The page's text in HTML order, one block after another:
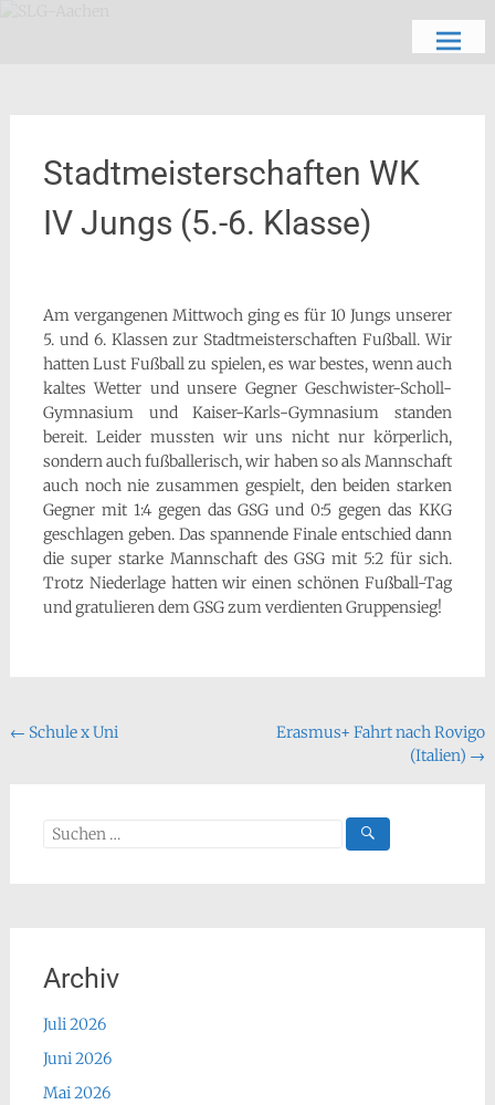
Stadtmeisterschaften WK
IV Jungs (5.-6. Klasse)
Am vergangenen Mittwoch ging es für 10 Jungs unserer
5. und 6. Klassen zur Stadtmeisterschaften Fußball. Wir
hatten Lust Fußball zu spielen, es war bestes, wenn auch
kaltes Wetter und unsere Gegner Geschwister-Scholl-
Gymnasium und Kaiser-Karls-Gymnasium standen
bereit. Leider mussten wir uns nicht nur körperlich,
sondern auch fußballerisch, wir haben so als Mannschaft
auch noch nie zusammen gespielt, den beiden starken
Gegner mit 1:4 gegen das GSG und 0:5 gegen das KKG
geschlagen geben. Das spannende Finale entschied dann
die super starke Mannschaft des GSG mit 5:2 für sich.
Trotz Niederlage hatten wir einen schönen Fußball-Tag
und gratulieren dem GSG zum verdienten Gruppensieg!
Beitragsnavigation
← Schule x Uni
Erasmus+ Fahrt nach Rovigo
(Italien) →
Suchen
Archiv
Juli 2026
Juni 2026
Mai 2026